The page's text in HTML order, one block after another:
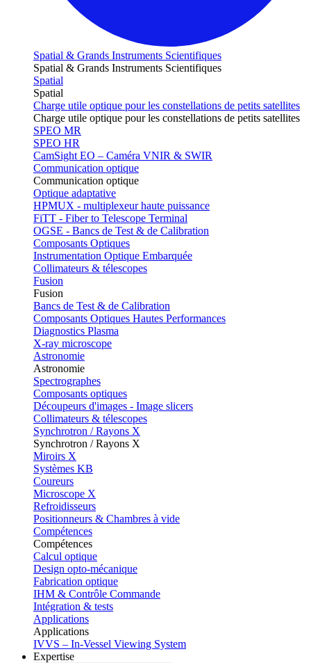
Spatial & Grands Instruments Scientifiques
Spatial & Grands Instruments Scientifiques
Spatial
Spatial
Charge utile optique pour les constellations de petits satellites
Charge utile optique pour les constellations de petits satellites
SPEO MR
SPEO HR
CamSight EO – Caméra VNIR & SWIR
Communication optique
Communication optique
Optique adaptative
HPMUX - multiplexeur haute puissance
FiTT - Fiber to Telescope Terminal
OGSE - Bancs de Test & de Calibration
Composants Optiques
Instrumentation Optique Embarquée
Collimateurs & télescopes
Fusion
Fusion
Bancs de Test & de Calibration
Composants Optiques Hautes Performances
Diagnostics Plasma
X-ray microscope
Astronomie
Astronomie
Spectrographes
Composants optiques
Découpeurs d'images - Image slicers
Collimateurs & télescopes
Synchrotron / Rayons X
Synchrotron / Rayons X
Miroirs X
Systèmes KB
Coureurs
Microscope X
Refroidisseurs
Positionneurs & Chambres à vide
Compétences
Compétences
Calcul optique
Design opto-mécanique
Fabrication optique
IHM & Contrôle Commande
Intégration & tests
Applications
Applications
IVVS – In-Vessel Viewing System
Expertise